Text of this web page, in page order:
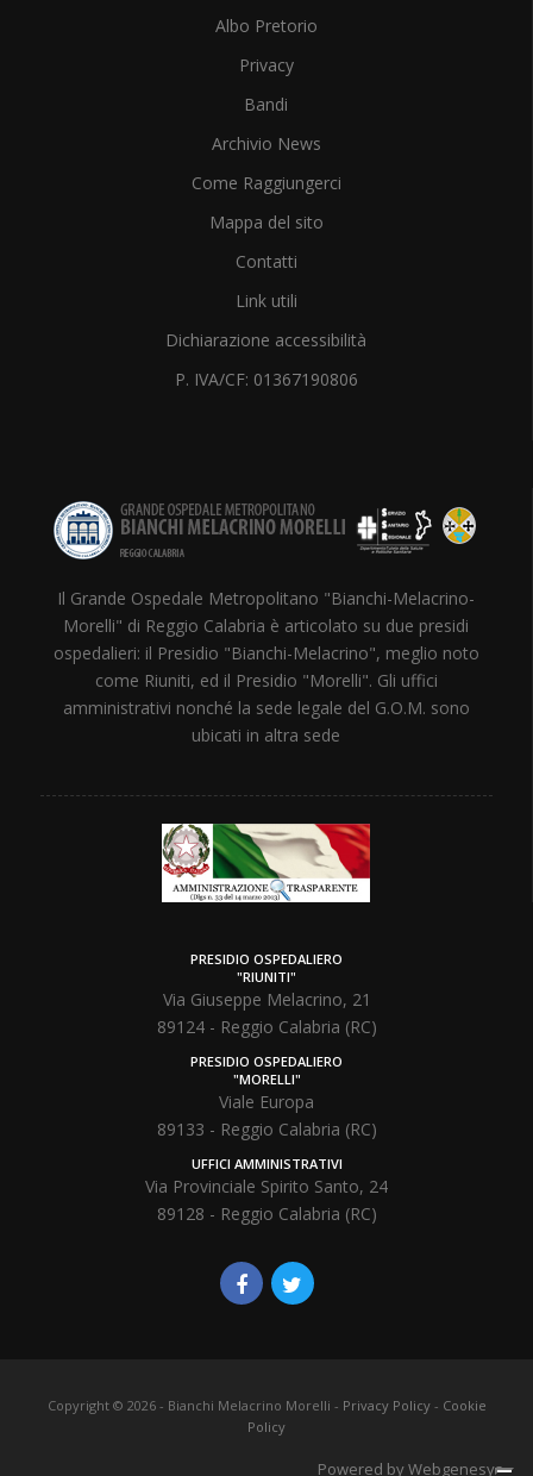
Albo Pretorio
Privacy
Bandi
Archivio News
Come Raggiungerci
Mappa del sito
Contatti
Link utili
Dichiarazione accessibilità
P. IVA/CF: 01367190806
Il Grande Ospedale Metropolitano "Bianchi-Melacrino-
Morelli" di Reggio Calabria è articolato su due presidi
ospedalieri: il Presidio "Bianchi-Melacrino", meglio noto
come Riuniti, ed il Presidio "Morelli". Gli uffici
amministrativi nonché la sede legale del G.O.M. sono
ubicati in altra sede
PRESIDIO OSPEDALIERO
"RIUNITI"
Via Giuseppe Melacrino, 21
89124 - Reggio Calabria (RC)
PRESIDIO OSPEDALIERO
"MORELLI"
Viale Europa
89133 - Reggio Calabria (RC)
UFFICI AMMINISTRATIVI
Via Provinciale Spirito Santo, 24
89128 - Reggio Calabria (RC)
Copyright © 2026 - Bianchi Melacrino Morelli - Privacy Policy- Cookie
Policy
Powered by Webgenesys